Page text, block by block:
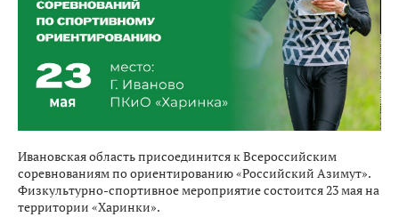
Ивановская область присоединится к Всероссийским
соревнованиям по ориентированию «Российский Азимут».
Физкультурно-спортивное мероприятие состоится 23 мая на
территории «Харинки».